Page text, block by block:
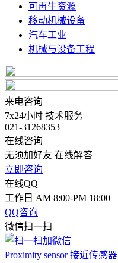
可再生资源
移动机械设备
汽车工业
机械与设备工程
来电咨询
7x24小时 技术服务
021-31268353
在线咨询
无须加好友 在线解答
立即咨询
在线QQ
工作日 AM 8:00-PM 18:00
QQ咨询
微信扫一扫
Proximity sensor 接近传感器